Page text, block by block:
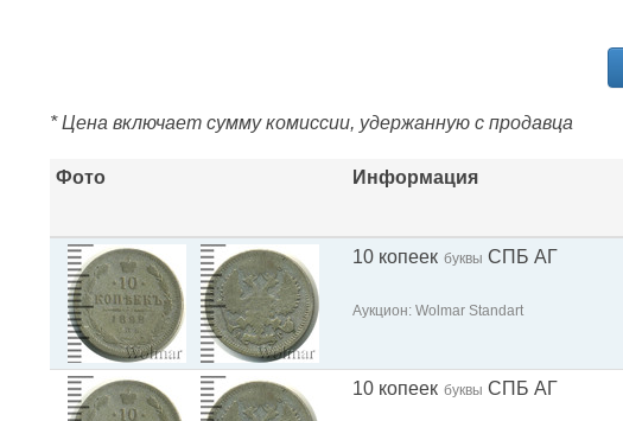
* Цена включает сумму комиссии, удержанную с продавца
Фото Информация
10 копеек буквы СПБ АГ
Аукцион: Wolmar Standart
10 копеек буквы СПБ АГ